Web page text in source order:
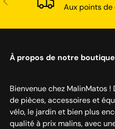
Aux points
À propos de notre boutique
Bienvenue chez MalinMatos
de pièces, accessoires et
vélo, le jardin et bien plus
qualité à prix malins, avec